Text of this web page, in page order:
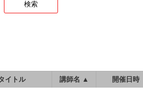
イトル 講師名 ▲ 開催日時